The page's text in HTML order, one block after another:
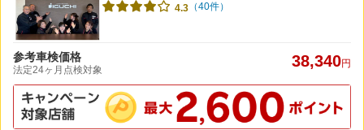
4.3 （40件）
参考車検価格
法定24ヶ月点検対象 38,340円